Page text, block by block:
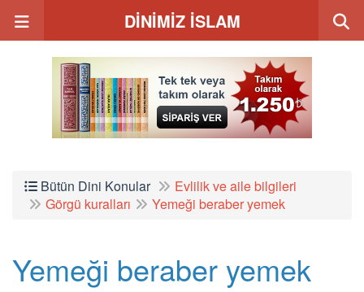
DİNİMİZ İSLAM
Bütün Dini Konular
Evlilik ve aile bilgileri
Görgü kuralları
Yemeği beraber yemek
Yemeği beraber yemek